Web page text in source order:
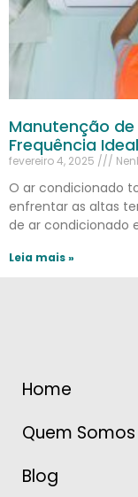
Manutenção
Frequência
fevereiro 4, 2025
O ar condicionado
enfrentar as altas
de ar condicionado
Leia mais »
Home
Quem Somos
Blog